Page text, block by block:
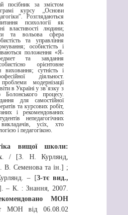
за змістом
курсу „Основи
Розглядаються
психології як
властивості людини;
та вольова сфера
та управління
особистість і
положення «Я-
та завдання
орієнтовне
виховання; сутність і
діяльност.
модернізації
в Україні у зв’язку з
процесу.
для самостійної
та курсових робіт,
і рекомендованих
непедагогічних
викладачів, усіх, хто
і педагогікою.
вищої школи:
. / [З. Н. Курлянд,
Семенова та ін.] ;
– [3-тє вид.,
– К. : Знання, 2007.
МОН
МОН від 06.08.02